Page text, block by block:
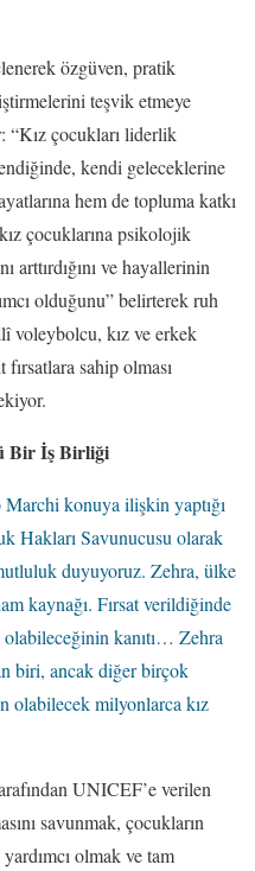
özgüven, pratik
teşvik etmeye
“Kız çocukları liderlik
kendi geleceklerine
hem de topluma katkı
çocuklarına psikolojik
arttırdığını ve hayallerinin
olduğunu” belirterek ruh
voleybolcu, kız ve erkek
fırsatlara sahip olması
Bir İş Birliği
konuya ilişkin yaptığı
Hakları Savunucusu olarak
duyuyoruz. Zehra, ülke
kaynağı. Fırsat verildiğinde
kanıtı… Zehra
biri, ancak diğer birçok
olabilecek milyonlarca kız
UNICEF’e verilen
savunmak, çocukların
olmak ve tam